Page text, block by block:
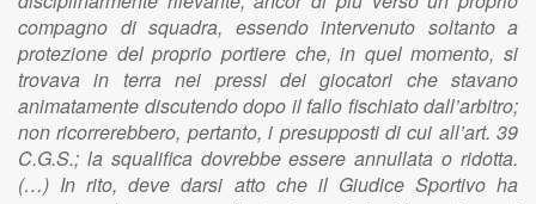
compagno di squadra, essendo intervenuto soltanto a
protezione del proprio portiere che, in quel momento, si
trovava in terra nei pressi dei giocatori che stavano
animatamente discutendo dopo il fallo fischiato dall’arbitro;
non ricorrerebbero, pertanto, i presupposti di cui all’art. 39
C.G.S.; la squalifica dovrebbe essere annullata o ridotta.
(…) In rito, deve darsi atto che il Giudice Sportivo ha